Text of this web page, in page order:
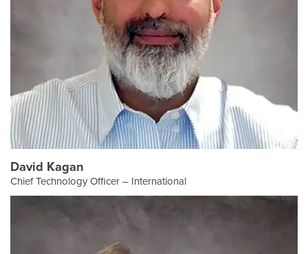
David Kagan
Chief Technology Officer – International